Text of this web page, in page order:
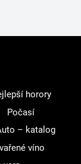
horory
Počasí
– katalog
víno